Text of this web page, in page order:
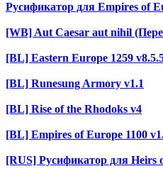
Русификатор для Empires of
[WB] Aut Caesar aut nihil
[BL] Eastern Europe 1259
[BL] Runesung Armory v1.1
[BL] Rise of the Rhodoks v4
[BL] Empires of Europe 1100
[RUS] Русификатор для Heirs